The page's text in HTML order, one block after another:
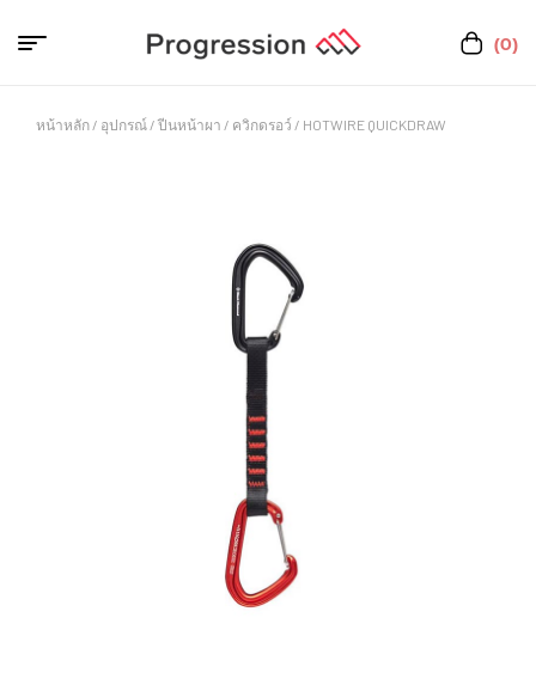
(0)
หน้าหลัก / อุปกรณ์ /ปีนหน้าผา / ควิกดรอว์ / HOTWIRE QUICKDRAW